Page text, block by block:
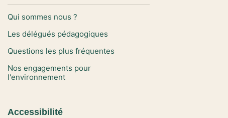
Qui sommes nous ?
Les délégués pédagogiques
Questions les plus fréquentes
Nos engagements pour
l'environnement
Accessibilité